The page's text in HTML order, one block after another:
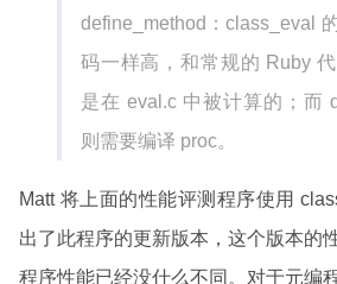
define_method：class_eval
码一样高，和常规的 Ruby
是在 eval.c 中被计算的；而
则需要编译 proc。
Matt 将上面的性能评测程序使用
出了此程序的更新版本，这个版本的
程序性能已经没什么不同。对于元编